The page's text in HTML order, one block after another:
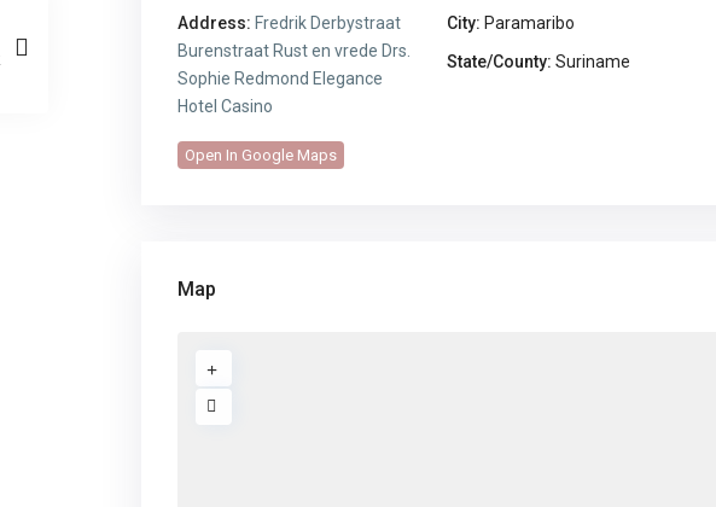
Address: Fredrik Derbystraat
Burenstraat Rust en vrede Drs.
Sophie Redmond Elegance
Hotel Casino
City: Paramaribo
State/County: Suriname
Open In Google Maps
Map